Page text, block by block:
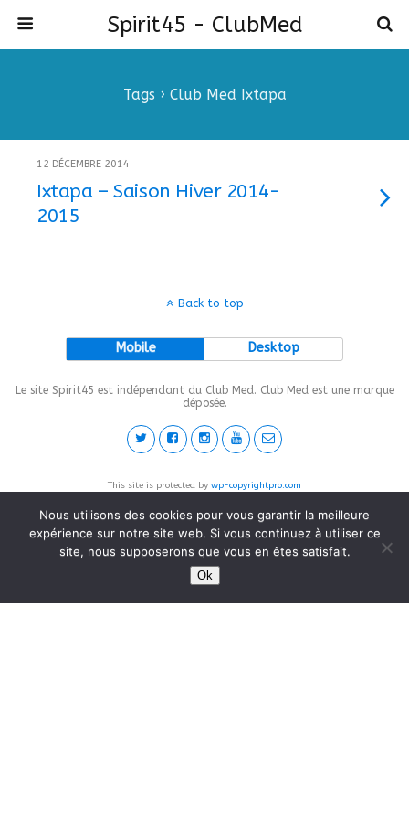
Spirit45 - ClubMed
Tags › Club Med Ixtapa
12 DÉCEMBRE 2014
Ixtapa – Saison Hiver 2014-
2015
Back to top
Mobile Desktop
Le site Spirit45 est indépendant du Club Med. Club Med est une marque
déposée.
This site is protected by wp-copyrightpro.com
Nous utilisons des cookies pour vous garantir la meilleure
expérience sur notre site web. Si vous continuez à utiliser ce
site, nous supposerons que vous en êtes satisfait.
Ok